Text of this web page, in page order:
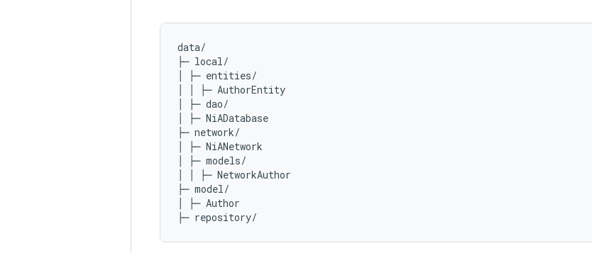
data/
├─ local/
│ ├─ entities/
│ │ ├─ AuthorEntity
│ ├─ dao/
│ ├─ NiADatabase
├─ network/
│ ├─ NiANetwork
│ ├─ models/
│ │ ├─ NetworkAuthor
├─ model/
│ ├─ Author